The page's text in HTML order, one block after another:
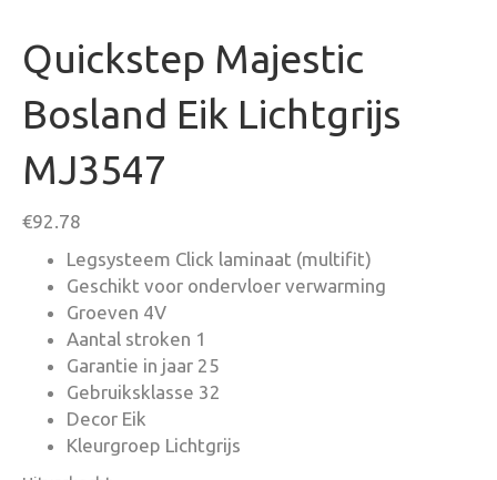
Quickstep Majestic
Bosland Eik Lichtgrijs
MJ3547
€92.78
Legsysteem Click laminaat (multifit)
Geschikt voor ondervloer verwarming
Groeven 4V
Aantal stroken 1
Garantie in jaar 25
Gebruiksklasse 32
Decor Eik
Kleurgroep Lichtgrijs